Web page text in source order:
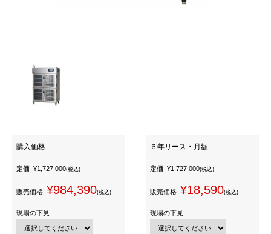
購入価格
定価 ¥1,727,000(税込)
販売価格 ¥984,390(税込)
現場の下見
６年リース・月額
定価 ¥1,727,000(税込)
販売価格 ¥18,590(税込)
現場の下見